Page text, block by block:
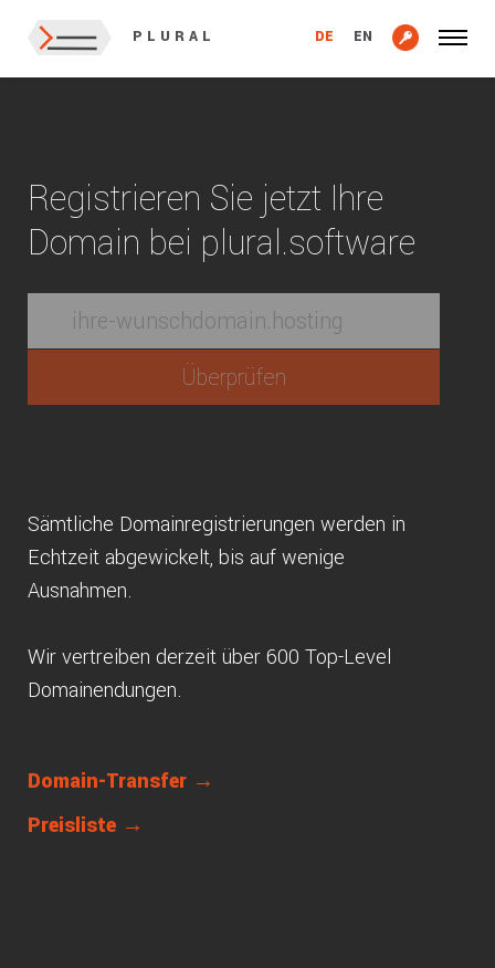
PLURAL DE EN
Registrieren Sie jetzt Ihre
Domain bei plural.software
Sämtliche Domainregistrierungen werden in
Echtzeit abgewickelt, bis auf wenige
Ausnahmen.
Wir vertreiben derzeit über 600 Top-Level
Domainendungen.
Domain-Transfer →
Preisliste →